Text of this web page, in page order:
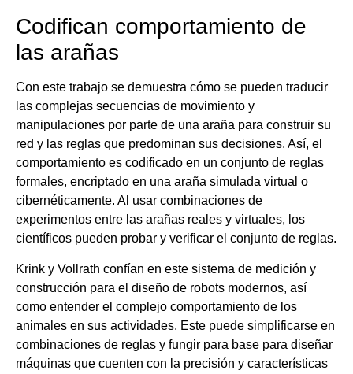
Codifican comportamiento de
las arañas
Con este trabajo se demuestra cómo se pueden traducir
las complejas secuencias de movimiento y
manipulaciones por parte de una araña para construir su
red y las reglas que predominan sus decisiones. Así, el
comportamiento es codificado en un conjunto de reglas
formales, encriptado en una araña simulada virtual o
cibernéticamente. Al usar combinaciones de
experimentos entre las arañas reales y virtuales, los
científicos pueden probar y verificar el conjunto de reglas.
Krink y Vollrath confían en este sistema de medición y
construcción para el diseño de robots modernos, así
como entender el complejo comportamiento de los
animales en sus actividades. Este puede simplificarse en
combinaciones de reglas y fungir para base para diseñar
máquinas que cuenten con la precisión y características